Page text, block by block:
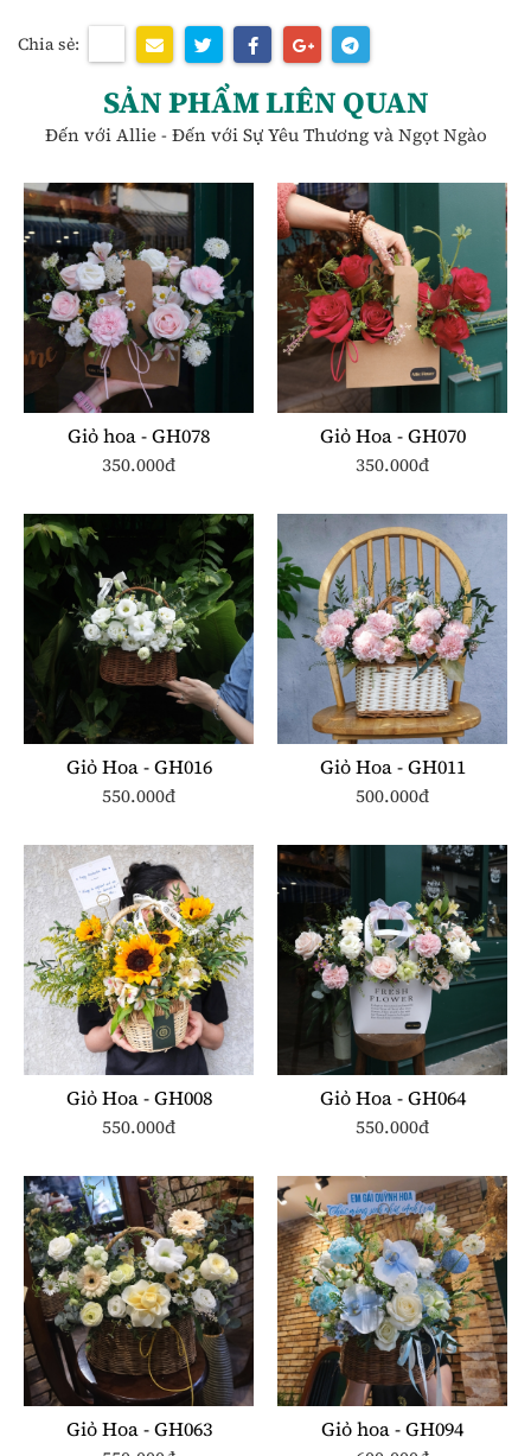
Chia sẻ:
SẢN PHẨM LIÊN QUAN
Đến với Allie - Đến với Sự Yêu Thương và Ngọt Ngào
Giỏ hoa - GH078
350.000đ
Giỏ Hoa - GH070
350.000đ
Giỏ Hoa - GH016
550.000đ
Giỏ Hoa - GH011
500.000đ
Giỏ Hoa - GH008
550.000đ
Giỏ Hoa - GH064
550.000đ
Giỏ Hoa - GH063 Giỏ hoa - GH094